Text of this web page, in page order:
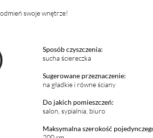
swoje wnętrze!
Sposób czyszczenia:
sucha ściereczka
Sugerowane przeznaczenie:
na gładkie i równe ściany
Do jakich pomieszczeń:
salon, sypialnia, biuro
Maksymalna szerokość